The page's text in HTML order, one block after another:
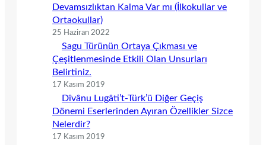
Devamsızlıktan Kalma Var mı (İlkokullar ve
Ortaokullar)
25 Haziran 2022
Sagu Türünün Ortaya Çıkması ve
Çeşitlenmesinde Etkili Olan Unsurları
Belirtiniz.
17 Kasım 2019
Dîvânu Lugâti’t-Türk’ü Diğer Geçiş
Dönemi Eserlerinden Ayıran Özellikler Sizce
Nelerdir?
17 Kasım 2019